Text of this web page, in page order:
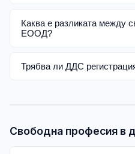
Каква е разликата между
ЕООД?
Трябва ли ДДС
Свободна професия в